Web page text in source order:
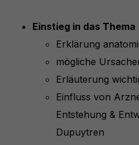
Einstieg in das Thema
Erklärung
mögliche
Erläuterung
Einfluss von
Entstehung &
Dupuytren